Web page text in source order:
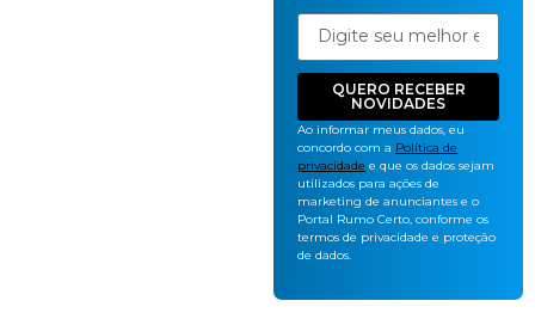
QUERO RECEBER
NOVIDADES
Ao informar meus dados, eu
concordo com a Política de
privacidade e que os dados sejam
utilizados para ações de
marketing de anunciantes e o
Portal Rumo Certo, conforme os
termos de privacidade e proteção
de dados.